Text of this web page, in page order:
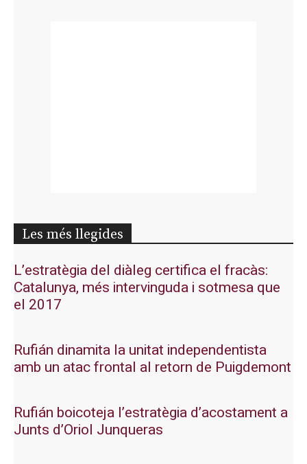
Les més llegides
L’estratègia del diàleg certifica el fracàs:
Catalunya, més intervinguda i sotmesa que
el 2017
Rufián dinamita la unitat independentista
amb un atac frontal al retorn de Puigdemont
Rufián boicoteja l’estratègia d’acostament a
Junts d’Oriol Junqueras